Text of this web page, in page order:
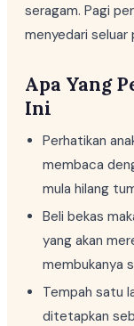
seragam. Pagi
menyedari seluar
Apa Yang
Ini
Perhatikan
membaca
mula hilang
Beli bekas
yang akan
membukanya
Tempah satu
ditetapkan